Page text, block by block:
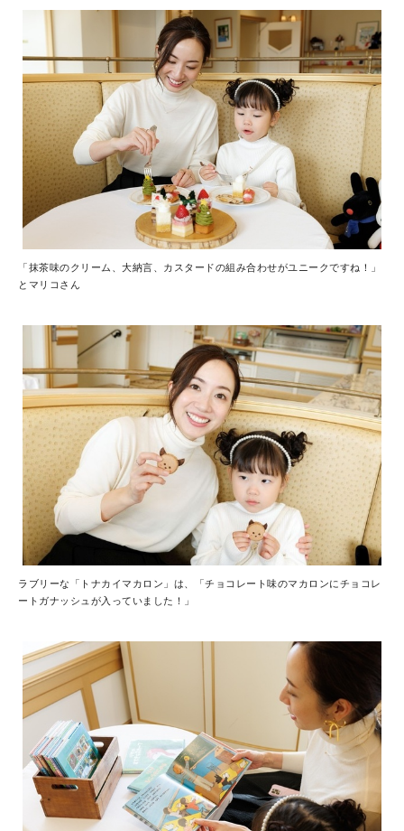
「抹茶味のクリーム、大納言、カスタードの組み合わせがユニークですね！」
とマリコさん
ラブリーな「トナカイマカロン」は、「チョコレート味のマカロンにチョコレ
ートガナッシュが入っていました！」